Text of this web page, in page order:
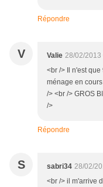
Répondre
V Valie 28/02/2013
<br /> Il n'est
ménage en
/> <br /> GROS
/>
Répondre
S sabri34 28/02/
<br /> il m'arrive